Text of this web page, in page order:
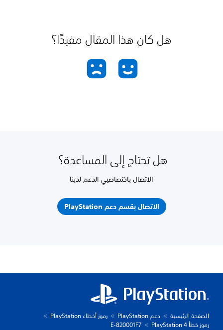
هل كان هذا المقال مفيدًا؟
هل تحتاج إلى المساعدة؟
الاتصال باختصاصيي الدعم لدينا
الاتصال بقسم دعم PlayStation
الصفحة الرئيسية دعم PlayStation
رموز أخطاء PlayStation
رموز خطأ PlayStation 4
E-820001F7